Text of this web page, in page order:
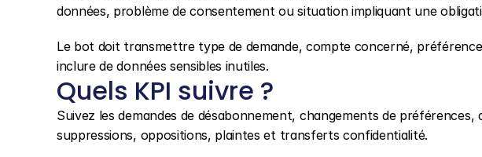
données, problème de consentement ou situation impliquant une
Le bot doit transmettre type de demande, compte concerné,
inclure de données sensibles inutiles.
Quels KPI suivre ?
Suivez les demandes de désabonnement, changements de préférences,
suppressions, oppositions, plaintes et transferts confidentialité.